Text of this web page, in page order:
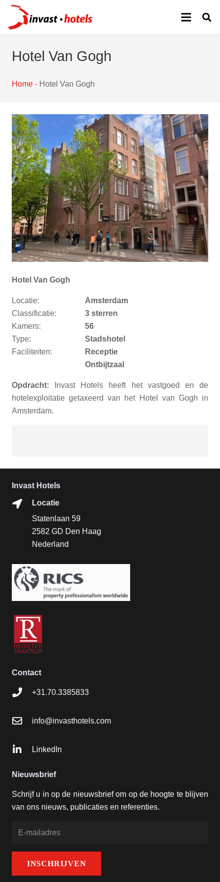
Hotel Van Gogh
Home - Hotel Van Gogh
Hotel Van Gogh
Locatie:
Amsterdam
Classificatie:
3 sterren
Kamers:
56
Type:
Stadshotel
Faciliteiten:
Receptie
Ontbijtzaal
Opdracht:
Invast Hotels heeft het vastgoed en de
hotelexploitatie getaxeerd van het Hotel van Gogh in
Amsterdam.
Invast Hotels
Locatie
Statenlaan 59
2582 GD Den Haag
Nederland
Contact
+31.70.3385833
info@invasthotels.com
LinkedIn
Nieuwsbrief
Schrijf u in op de nieuwsbrief om op de hoogte te blijven
van ons nieuws, publicaties en referenties.